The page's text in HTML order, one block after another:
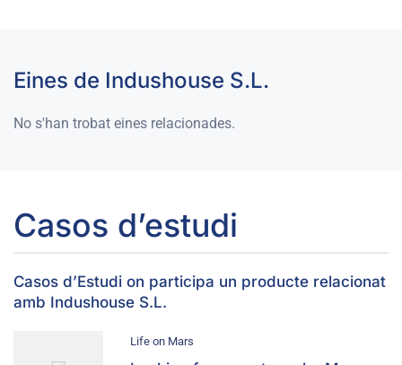
Eines de Indushouse S.L.
No s'han trobat eines relacionades.
Casos d’estudi
Casos d’Estudi on participa un producte relacionat
amb Indushouse S.L.
Life on Mars